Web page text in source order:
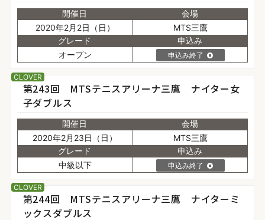
開催日
2020年2月2日（日）
会場
MTS三鷹
グレード
オープン
申込み
申込み終了
第243回 MTSテニスアリーナ三鷹 ナイター女
子ダブルス
開催日
2020年2月23日（日）
会場
MTS三鷹
グレード
中級以下
申込み
申込み終了
CLOVER
第244回 MTSテニスアリーナ三鷹 ナイターミ
ックスダブルス
CLOVER